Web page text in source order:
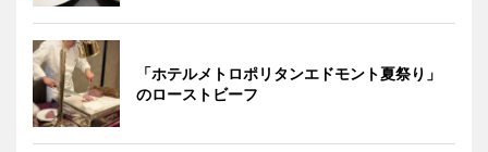
「ホテルメトロポリタンエドモント夏祭り」
のローストビーフ